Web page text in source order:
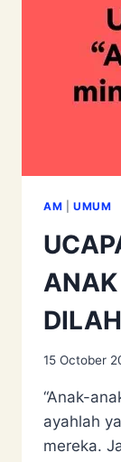
AM UMUM
15 October
“Anak-
ayahlah
mereka.